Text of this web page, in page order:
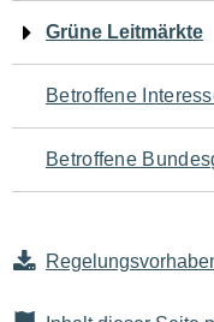
Navigation
für
den
Seiteninhalt
Grüne Leitmärkte
Betroffene
Betroffene